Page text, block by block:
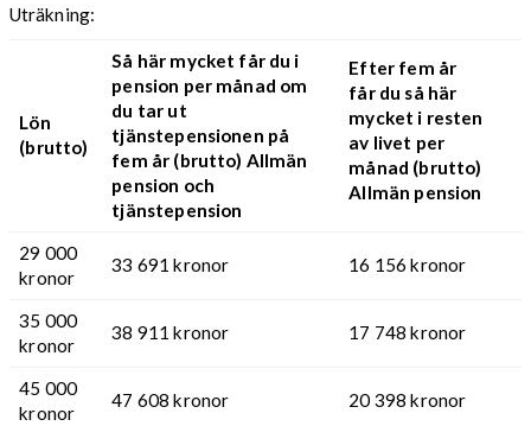
Uträkning:
Lön
(brutto)
Så här mycket får du i
pension per månad om
du tar ut
tjänstepensionen på
fem år (brutto) Allmän
pension och
tjänstepension
Efter fem år
får du så här
mycket i resten
av livet per
månad (brutto)
Allmän pension
29 000
kronor
33 691 kronor 16 156 kronor
35 000
kronor
38 911 kronor 17 748 kronor
45 000
kronor
47 608 kronor 20 398 kronor